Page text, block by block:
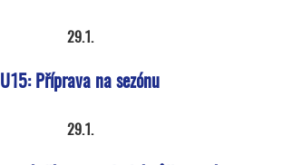
29.1.
U15: Příprava na sezónu
29.1.